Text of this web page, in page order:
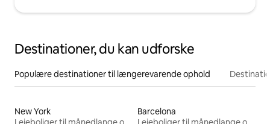
Destinationer, du kan udforske
Populære destinationer til længerevarende ophold
New York
Barcelona